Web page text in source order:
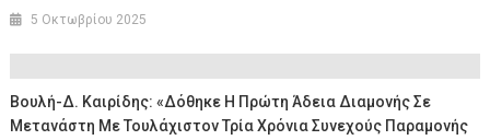
5 Οκτωβρίου 2025
Βουλή-Δ. Καιρίδης: «Δόθηκε Η Πρώτη Άδεια Διαμονής Σε
Μετανάστη Με Τουλάχιστον Τρία Χρόνια Συνεχούς Παραμονής